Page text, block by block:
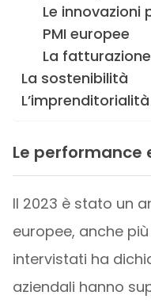
Le innovazioni
PMI europee
La
La sostenibilità
Le performance
Il 2023 è stato un
europee, anche più
intervistati ha
aziendali hanno